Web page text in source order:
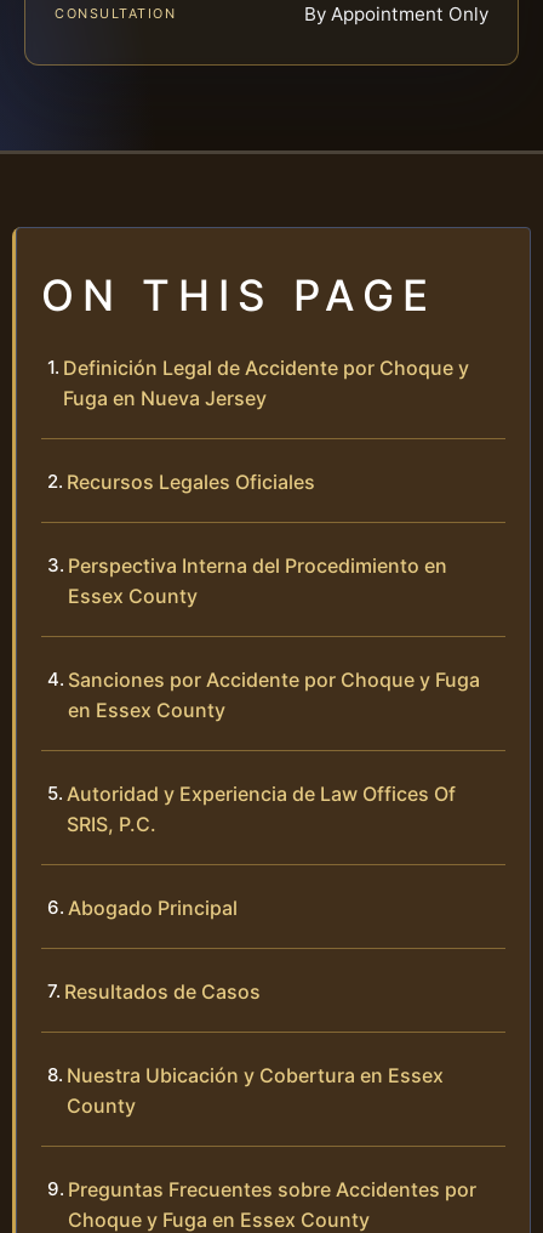
CONSULTATION By Appointment Only
ON THIS PAGE
Definición Legal de Accidente por Choque y
Fuga en Nueva Jersey
Recursos Legales Oficiales
Perspectiva Interna del Procedimiento en
Essex County
Sanciones por Accidente por Choque y Fuga
en Essex County
Autoridad y Experiencia de Law Offices Of
SRIS, P.C.
Abogado Principal
Resultados de Casos
Nuestra Ubicación y Cobertura en Essex
County
Preguntas Frecuentes sobre Accidentes por
Choque y Fuga en Essex County